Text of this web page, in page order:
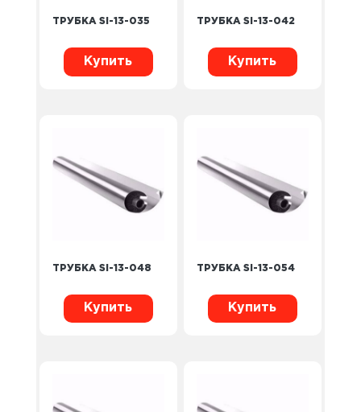
ТРУБКА SI-13-035
Купить
ТРУБКА SI-13-042
Купить
ТРУБКА SI-13-048
Купить
ТРУБКА SI-13-054
Купить